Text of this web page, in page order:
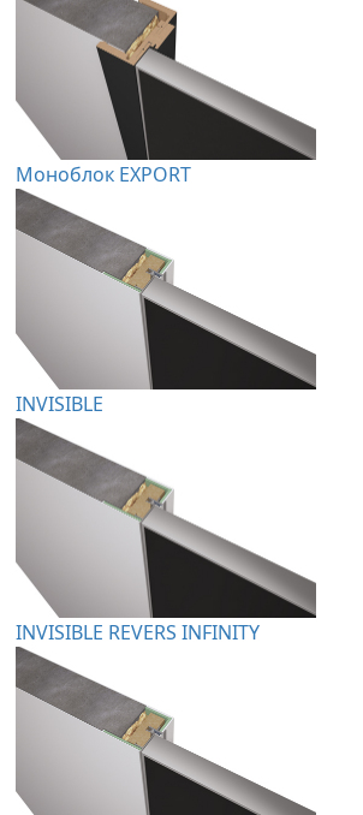
Моноблок EXPORT
INVISIBLE
INVISIBLE REVERS INFINITY